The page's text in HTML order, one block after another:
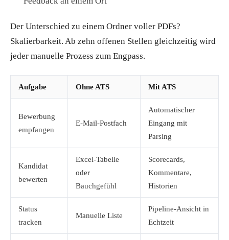
Der Unterschied zu einem Ordner voller PDFs?
Skalierbarkeit. Ab zehn offenen Stellen gleichzeitig wird
jeder manuelle Prozess zum Engpass.
Aufgabe Ohne ATS Mit ATS
Bewerbung
empfangen
E-Mail-Postfach
Automatischer
Eingang mit
Parsing
Kandidat
bewerten
Excel-Tabelle
oder
Bauchgefühl
Scorecards,
Kommentare,
Historien
Status
tracken
Manuelle Liste
Pipeline-Ansicht in
Echtzeit